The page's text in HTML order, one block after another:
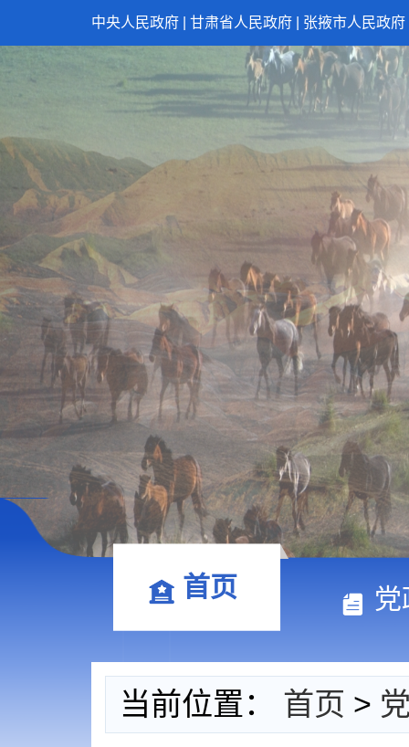
中央人民政府 甘肃省人民政府 张掖市人民政府
首页 党
当前位置： 首页 >